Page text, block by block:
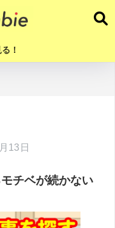
！
13日
チベが続かない